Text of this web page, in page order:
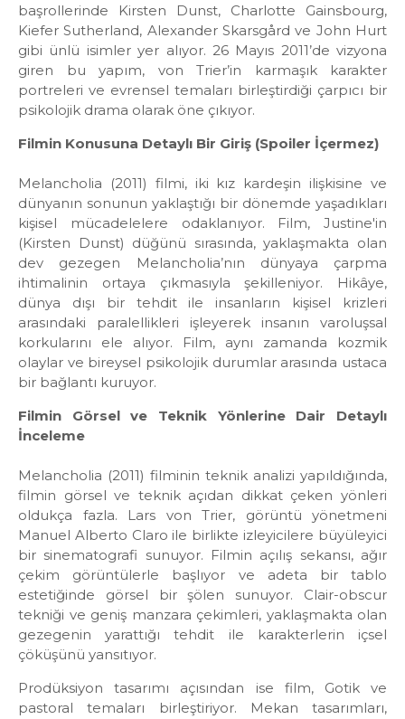
başrollerinde Kirsten Dunst, Charlotte Gainsbourg,
Kiefer Sutherland, Alexander Skarsgård ve John Hurt
gibi ünlü isimler yer alıyor. 26 Mayıs 2011’de vizyona
giren bu yapım, von Trier’in karmaşık karakter
portreleri ve evrensel temaları birleştirdiği çarpıcı bir
psikolojik drama olarak öne çıkıyor.
Filmin Konusuna Detaylı Bir Giriş (Spoiler İçermez)
Melancholia (2011) filmi, iki kız kardeşin ilişkisine ve
dünyanın sonunun yaklaştığı bir dönemde yaşadıkları
kişisel mücadelelere odaklanıyor. Film, Justine'in
(Kirsten Dunst) düğünü sırasında, yaklaşmakta olan
dev gezegen Melancholia’nın dünyaya çarpma
ihtimalinin ortaya çıkmasıyla şekilleniyor. Hikâye,
dünya dışı bir tehdit ile insanların kişisel krizleri
arasındaki paralellikleri işleyerek insanın varoluşsal
korkularını ele alıyor. Film, aynı zamanda kozmik
olaylar ve bireysel psikolojik durumlar arasında ustaca
bir bağlantı kuruyor.
Filmin Görsel ve Teknik Yönlerine Dair Detaylı
İnceleme
Melancholia (2011) filminin teknik analizi yapıldığında,
filmin görsel ve teknik açıdan dikkat çeken yönleri
oldukça fazla. Lars von Trier, görüntü yönetmeni
Manuel Alberto Claro ile birlikte izleyicilere büyüleyici
bir sinematografi sunuyor. Filmin açılış sekansı, ağır
çekim görüntülerle başlıyor ve adeta bir tablo
estetiğinde görsel bir şölen sunuyor. Clair-obscur
tekniği ve geniş manzara çekimleri, yaklaşmakta olan
gezegenin yarattığı tehdit ile karakterlerin içsel
çöküşünü yansıtıyor.
Prodüksiyon tasarımı açısından ise film, Gotik ve
pastoral temaları birleştiriyor. Mekan tasarımları,